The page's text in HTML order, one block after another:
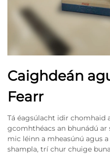
Caighdeán
Fearr
Tá éagsúlacht idir chomhaid
gcomhthéacs an bhunádú ar
mic léinn a mheasúnú agus
shampla, trí chur chuige